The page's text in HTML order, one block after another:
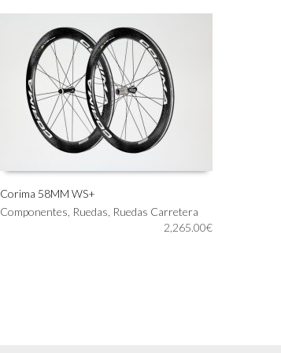
AÑADIR AL CARRITO
Corima 58MM WS+
Componentes Ruedas Ruedas Carretera
2,265.00€